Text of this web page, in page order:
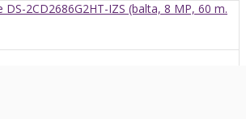
DS-2CD2686G2HT-IZS (balta, 8 MP, 60 m.